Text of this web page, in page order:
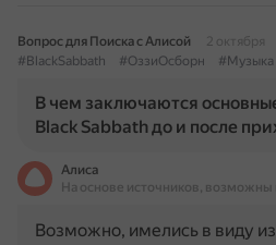
Вопрос для Поиска с Алисой
2 октября
#BlackSabbath
#ОззиОсборн #Музыка
В чем заключаются
Black Sabbath до и после
Алиса
На основе источников, возможны
Возможно, имелись в виду